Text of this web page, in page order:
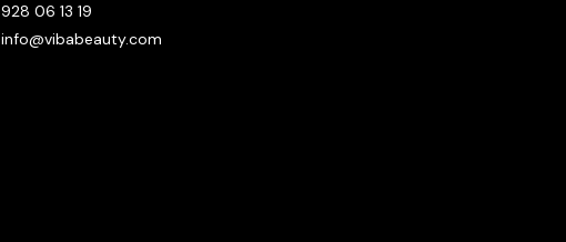
928 06 13 19
info@vibabeauty.com